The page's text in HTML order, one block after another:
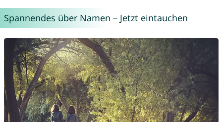
Spannendes über Namen – Jetzt eintauchen